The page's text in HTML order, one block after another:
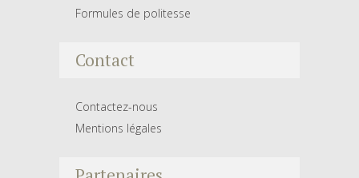
Formules de politesse
Contact
Contactez-nous
Mentions légales